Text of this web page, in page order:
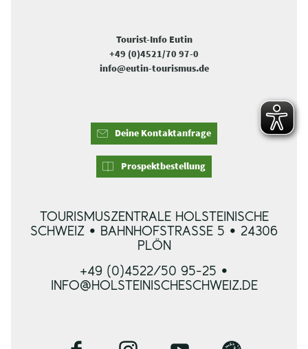
Tourist-Info Eutin
+49 (0)4521/70 97-0
info@eutin-tourismus.de
Deine Kontaktanfrage
Prospektbestellung
TOURISMUSZENTRALE HOLSTEINISCHE
SCHWEIZ • BAHNHOFSTRASSE 5 • 24306 P
LÖN
+49 (0)4522/50 95-25 •
INFO@HOLSTEINISCHESCHWEIZ.DE